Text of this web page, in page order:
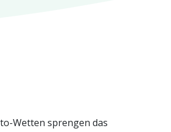
Wetten sprengen das